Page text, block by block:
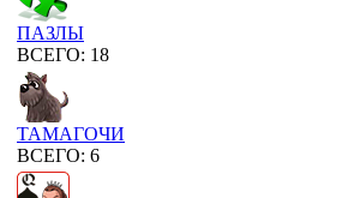
ПАЗЛЫ
ВСЕГО: 18
ТАМАГОЧИ
ВСЕГО: 6